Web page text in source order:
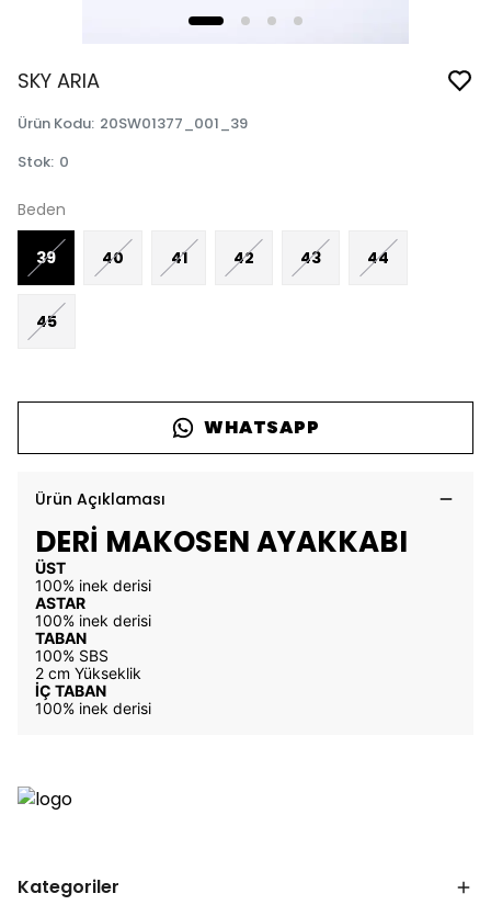
SKY ARIA
Ürün Kodu: 20SW01377_001_39
Stok: 0
Beden
39 40 41 42 43 44
45
WHATSAPP
Ürün Açıklaması
DERİ MAKOSEN AYAKKABI
ÜST
100% inek derisi
ASTAR
100% inek derisi
TABAN
100% SBS
2 cm Yükseklik
İÇ TABAN
100% inek derisi
Kategoriler